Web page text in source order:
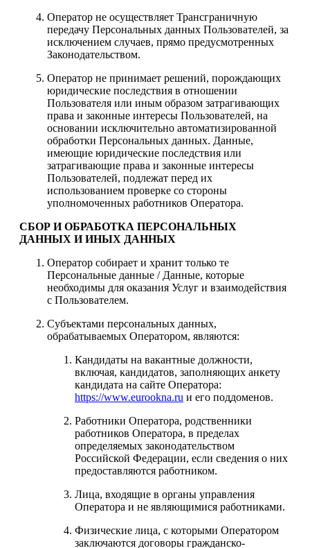
Оператор не осуществляет Трансграничную
передачу Персональных данных Пользователей, за
исключением случаев, прямо предусмотренных
Законодательством.
Оператор не принимает решений, порождающих
юридические последствия в отношении
Пользователя или иным образом затрагивающих
права и законные интересы Пользователей, на
основании исключительно автоматизированной
обработки Персональных данных. Данные,
имеющие юридические последствия или
затрагивающие права и законные интересы
Пользователей, подлежат перед их
использованием проверке со стороны
уполномоченных работников Оператора.
СБОР И ОБРАБОТКА ПЕРСОНАЛЬНЫХ
ДАННЫХ И ИНЫХ ДАННЫХ
Оператор собирает и хранит только те
Персональные данные / Данные, которые
необходимы для оказания Услуг и взаимодействия
с Пользователем.
Субъектами персональных данных,
обрабатываемых Оператором, являются:
Кандидаты на вакантные должности,
включая, кандидатов, заполняющих анкету
кандидата на сайте Оператора:
https://www.eurookna.ru и его поддоменов.
Работники Оператора, родственники
работников Оператора, в пределах
определяемых законодательством
Российской Федерации, если сведения о них
предоставляются работником.
Лица, входящие в органы управления
Оператора и не являющимися работниками.
Физические лица, с которыми Оператором
заключаются договоры гражданско-